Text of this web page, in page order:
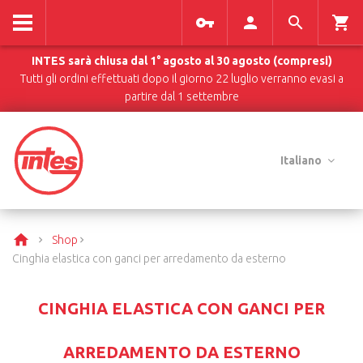
INTES sarà chiusa dal 1° agosto al 30 agosto (compresi)
Tutti gli ordini effettuati dopo il giorno 22 luglio verranno evasi a
partire dal 1 settembre
Italiano
Shop
Cinghia elastica con ganci per arredamento da esterno
CINGHIA ELASTICA CON GANCI PER
ARREDAMENTO DA ESTERNO